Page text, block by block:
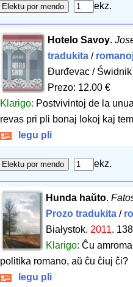
ekz.
Hotelo Savoy.
tradukita/
Đurđevac /
Prezo: 12.00 €
Klarigo: Postvivintoj de la
revas pri pli bonaj lokoj kaj
legu pli
ekz.
Hunda haŭto.
Prozo tradukita /
Białystok. 2011.
Klarigo: Ĉu
politika romano, aŭ ĉu ĉiuj ĉi?
legu pli